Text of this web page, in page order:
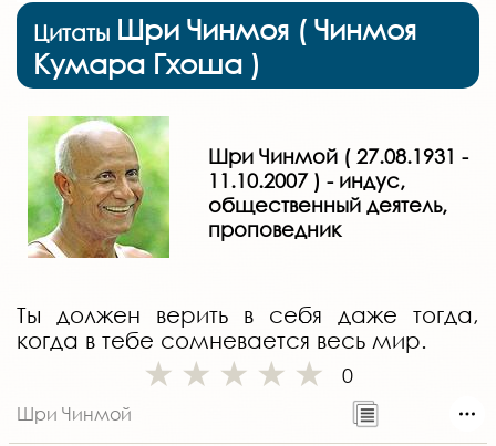
Цитаты Шри Чинмоя ( Чинмоя
Кумара Гхоша )
Шри Чинмой ( 27.08.1931 -
11.10.2007 ) - индус,
общественный деятель,
проповедник
Ты должен верить в себя даже тогда,
когда в тебе сомневается весь мир.
0
Шри Чинмой